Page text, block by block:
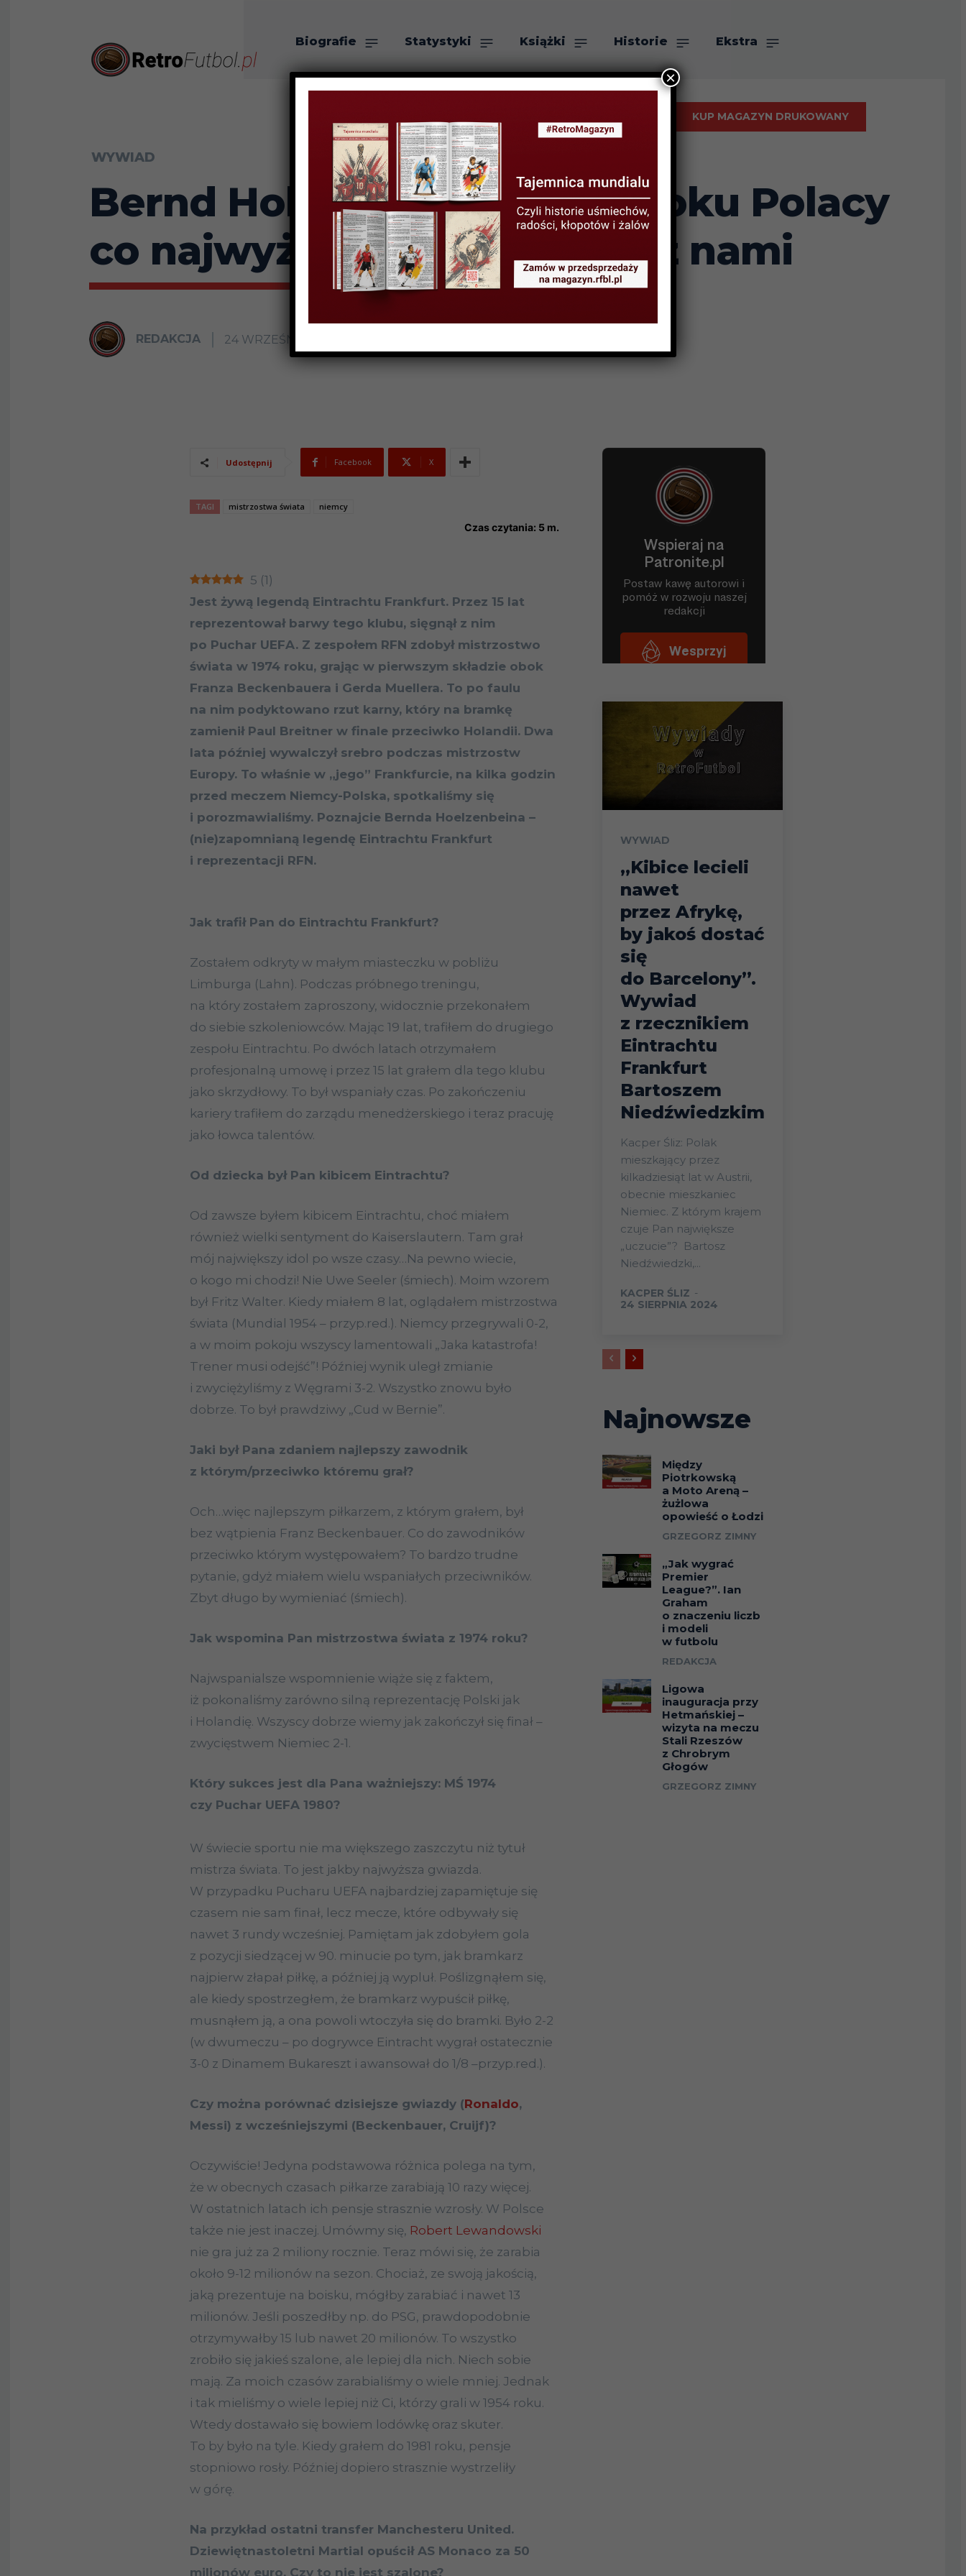
Biografie Statystyki Książki Historie Ekstra
O nas
KUP MAGAZYN DRUKOWANY
WYWIAD
Bernd Holzenbein: W 1974 roku Polacy
co najwyżej zremisowaliby z nami
REDAKCJA 24 WRZEŚNIA 2015
Udostępnij Facebook X
TAGI mistrzostwa świata niemcy
Czas czytania: 5 m.
5 (1)
Jest żywą legendą Eintrachtu Frankfurt. Przez 15 lat
reprezentował barwy tego klubu, sięgnął z nim
po Puchar UEFA. Z zespołem RFN zdobył mistrzostwo
świata w 1974 roku, grając w pierwszym składzie obok
Franza Beckenbauera i Gerda Muellera. To po faulu
na nim podyktowano rzut karny, który na bramkę
zamienił Paul Breitner w finale przeciwko Holandii. Dwa
lata później wywalczył srebro podczas mistrzostw
Europy. To właśnie w „jego” Frankfurcie, na kilka godzin
przed meczem Niemcy-Polska, spotkaliśmy się
i porozmawialiśmy. Poznajcie Bernda Hoelzenbeina –
(nie)zapomnianą legendę Eintrachtu Frankfurt
i reprezentacji RFN.
Jak trafił Pan do Eintrachtu Frankfurt?
Zostałem odkryty w małym miasteczku w pobliżu
Limburga (Lahn). Podczas próbnego treningu,
na który zostałem zaproszony, widocznie przekonałem
do siebie szkoleniowców. Mając 19 lat, trafiłem do drugiego
zespołu Eintrachtu. Po dwóch latach otrzymałem
profesjonalną umowę i przez 15 lat grałem dla tego klubu
jako skrzydłowy. To był wspaniały czas. Po zakończeniu
kariery trafiłem do zarządu menedżerskiego i teraz pracuję
jako łowca talentów.
Od dziecka był Pan kibicem Eintrachtu?
Od zawsze byłem kibicem Eintrachtu, choć miałem
również wielki sentyment do Kaiserslautern. Tam grał
mój największy idol po wsze czasy…Na pewno wiecie,
o kogo mi chodzi! Nie Uwe Seeler (śmiech). Moim wzorem
był Fritz Walter. Kiedy miałem 8 lat, oglądałem mistrzostwa
świata (Mundial 1954 – przyp.red.). Niemcy przegrywali 0-2,
a w moim pokoju wszyscy lamentowali „Jaka katastrofa!
Trener musi odejść”! Później wynik uległ zmianie
i zwyciężyliśmy z Węgrami 3-2. Wszystko znowu było
dobrze. To był prawdziwy „Cud w Bernie”.
Jaki był Pana zdaniem najlepszy zawodnik
z którym/przeciwko któremu grał?
Och…więc najlepszym piłkarzem, z którym grałem, był
bez wątpienia Franz Beckenbauer. Co do zawodników
przeciwko którym występowałem? To bardzo trudne
pytanie, gdyż miałem wielu wspaniałych przeciwników.
Zbyt długo by wymieniać (śmiech).
Jak wspomina Pan mistrzostwa świata z 1974 roku?
Najwspanialsze wspomnienie wiąże się z faktem,
iż pokonaliśmy zarówno silną reprezentację Polski jak
i Holandię. Wszyscy dobrze wiemy jak zakończył się finał –
zwycięstwem Niemiec 2-1.
Który sukces jest dla Pana ważniejszy: MŚ 1974
czy Puchar UEFA 1980?
W świecie sportu nie ma większego zaszczytu niż tytuł
mistrza świata. To jest jakby najwyższa gwiazda.
W przypadku Pucharu UEFA najbardziej zapamiętuje się
czasem nie sam finał, lecz mecze, które odbywały się
nawet 3 rundy wcześniej. Pamiętam jak zdobyłem gola
z pozycji siedzącej w 90. minucie po tym, jak bramkarz
najpierw złapał piłkę, a później ją wypluł. Poślizgnąłem się,
ale kiedy spostrzegłem, że bramkarz wypuścił piłkę,
musnąłem ją, a ona powoli wtoczyła się do bramki. Było 2-2
(w dwumeczu – po dogrywce Eintracht wygrał ostatecznie
3-0 z Dinamem Bukareszt i awansował do 1/8 –przyp.red.).
Czy można porównać dzisiejsze gwiazdy (Ronaldo,
Messi) z wcześniejszymi (Beckenbauer, Cruijf)?
Oczywiście! Jedyna podstawowa różnica polega na tym,
że w obecnych czasach piłkarze zarabiają 10 razy więcej.
W ostatnich latach ich pensje strasznie wzrosły. W Polsce
także nie jest inaczej. Umówmy się, Robert Lewandowski
nie gra już za 2 miliony rocznie. Teraz mówi się, że zarabia
około 9-12 milionów na sezon. Chociaż, ze swoją jakością,
jaką prezentuje na boisku, mógłby zarabiać i nawet 13
milionów. Jeśli poszedłby np. do PSG, prawdopodobnie
otrzymywałby 15 lub nawet 20 milionów. To wszystko
zrobiło się jakieś szalone, ale lepiej dla nich. Niech sobie
mają. Za moich czasów zarabialiśmy o wiele mniej. Jednak
i tak mieliśmy o wiele lepiej niż Ci, którzy grali w 1954 roku.
Wtedy dostawało się bowiem lodówkę oraz skuter.
To by było na tyle. Kiedy grałem do 1981 roku, pensje
stopniowo rosły. Później dopiero strasznie wystrzeliły
w górę.
Na przykład ostatni transfer Manchesteru United.
Dziewiętnastoletni Martial opuścił AS Monaco za 50
milionów euro. Czy to nie jest szalone?
WYWIAD
„Kibice lecieli
nawet
przez Afrykę,
by jakoś dostać
się
do Barcelony”.
Wywiad
z rzecznikiem
Eintrachtu
Frankfurt
Bartoszem
Niedźwiedzkim
Kacper Śliz: Polak
mieszkający przez
kilkadziesiąt lat w Austrii,
obecnie mieszkaniec
Niemiec. Z którym krajem
czuje Pan największe
„uczucie”? Bartosz
Niedźwiedzki,...
KACPER ŚLIZ -
24 SIERPNIA 2024
Najnowsze
Między
Piotrkowską
a Moto Areną –
żużlowa
opowieść o Łodzi
GRZEGORZ ZIMNY
„Jak wygrać
Premier
League?”. Ian
Graham
o znaczeniu liczb
i modeli
w futbolu
REDAKCJA
Ligowa
inauguracja przy
Hetmańskiej –
wizyta na meczu
Stali Rzeszów
z Chrobrym
Głogów
GRZEGORZ ZIMNY
×